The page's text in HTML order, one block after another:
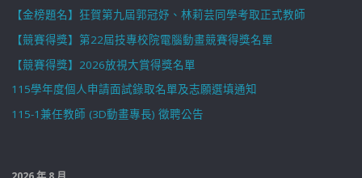
【金榜題名】狂賀第九屆郭冠妤、林莉芸同學考取正式教師
【競賽得獎】第22屆技專校院電腦動畫競賽得獎名單
【競賽得獎】2026放視大賞得獎名單
115學年度個人申請面試錄取名單及志願選填通知
115-1兼任教師 (3D動畫專長) 徵聘公告